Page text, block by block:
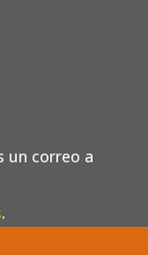
un correo a
.